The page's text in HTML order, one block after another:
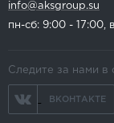
info@aksgroup.su
пн-сб: 9:00 - 17:00,
Следите за нами в
ВКОНТАКТЕ